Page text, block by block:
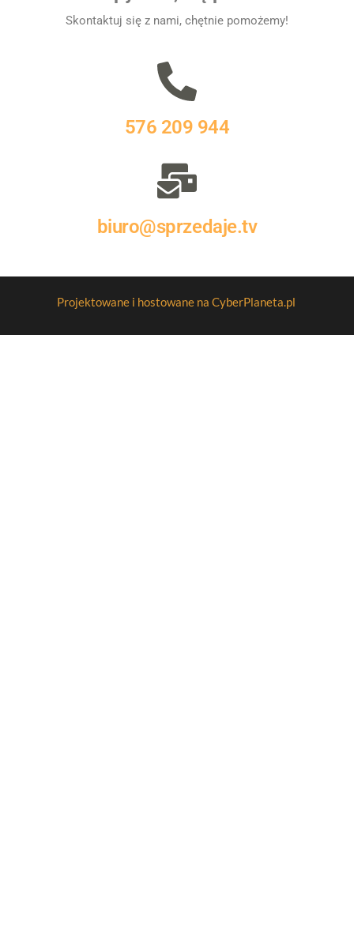
Skontaktuj się z nami, chętnie pomożemy!
576 209 944
biuro@sprzedaje.tv
Projektowane i hostowane na CyberPlaneta.pl